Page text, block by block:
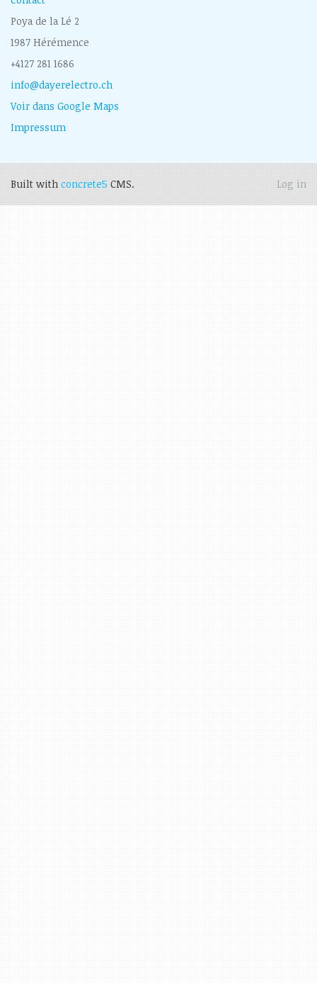
Poya de la Lé 2
1987 Hérémence
+4127 281 1686
info@dayerelectro.ch
Voir dans Google Maps
Impressum
Built with concrete5 CMS. Log in